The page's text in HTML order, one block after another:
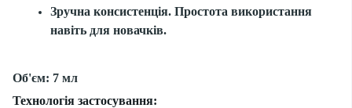
Зручна консистенція. Простота використання
навіть для новачків.
Об'єм: 7 мл
Технологія застосування: